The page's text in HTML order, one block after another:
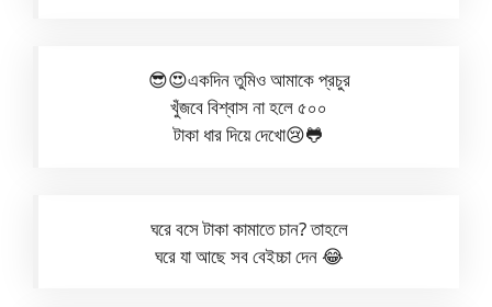
😎😍একদিন তুমিও আমাকে প্রচুর
খুঁজবে বিশ্বাস না হলে ৫০০
টাকা ধার দিয়ে দেখো😢🐸
ঘরে বসে টাকা কামাতে চান? তাহলে
ঘরে যা আছে সব বেইচ্চা দেন 😂